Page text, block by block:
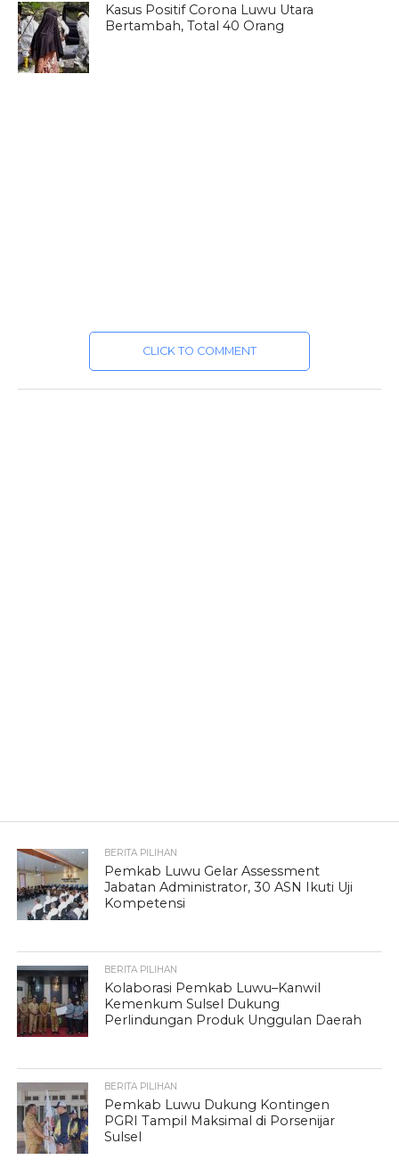
Kasus Positif Corona Luwu Utara
Bertambah, Total 40 Orang
CLICK TO COMMENT
BERITA PILIHAN
Pemkab Luwu Gelar Assessment
Jabatan Administrator, 30 ASN Ikuti Uji
Kompetensi
BERITA PILIHAN
Kolaborasi Pemkab Luwu–Kanwil
Kemenkum Sulsel Dukung
Perlindungan Produk Unggulan Daerah
BERITA PILIHAN
Pemkab Luwu Dukung Kontingen
PGRI Tampil Maksimal di Porsenijar
Sulsel